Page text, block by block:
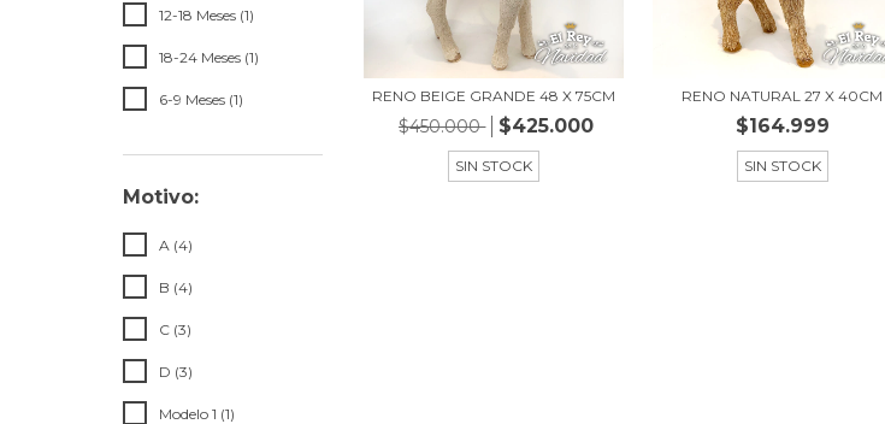
12-18 Meses (1)
18-24 Meses (1)
6-9 Meses (1)
Motivo:
A (4)
B (4)
C (3)
D (3)
Modelo 1 (1)
RENO BEIGE GRANDE 48 X 75CM
$450.000 $425.000
SIN STOCK
RENO NATURAL 27 X 40CM
$164.999
SIN STOCK